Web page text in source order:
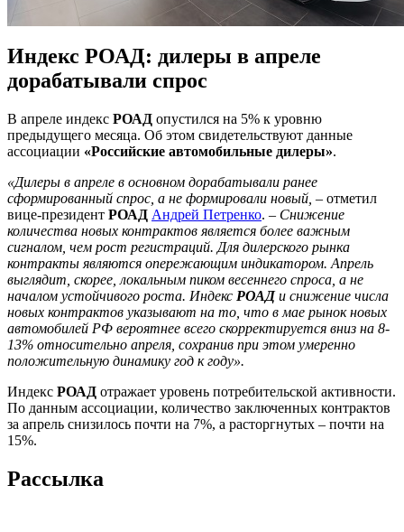
Индекс РОАД: дилеры в апреле
дорабатывали спрос
В апреле индекс РОАД опустился на 5% к уровню
предыдущего месяца. Об этом свидетельствуют данные
ассоциации «Российские автомобильные дилеры».
«Дилеры в апреле в основном дорабатывали ранее
сформированный спрос, а не формировали новый, – отметил
вице-президент РОАД Андрей Петренко. – Снижение
количества новых контрактов является более важным
сигналом, чем рост регистраций. Для дилерского рынка
контракты являются опережающим индикатором. Апрель
выглядит, скорее, локальным пиком весеннего спроса, а не
началом устойчивого роста. Индекс РОАДи снижение числа
новых контрактов указывают на то, что в мае рынок новых
автомобилей РФ вероятнее всего скорректируется вниз на 8-
13% относительно апреля, сохранив при этом умеренно
положительную динамику год к году».
Индекс РОАД отражает уровень потребительской активности.
По данным ассоциации, количество заключенных контрактов
за апрель снизилось почти на 7%, а расторгнутых – почти на
15%.
Рассылка